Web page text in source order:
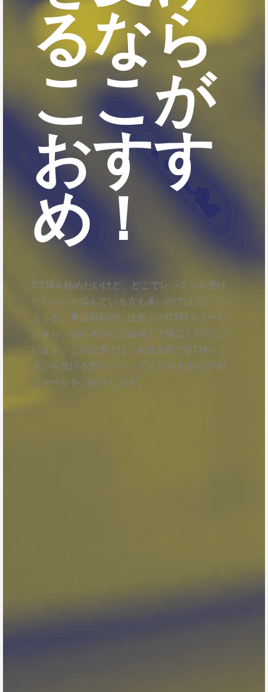
るなら
ここが
おすす
め！
DTMを始めたいけど、どこでレッスンを受け
たらいいか悩んでいる方も多いのではないでし
ょうか。東成田駅内には多くのDTMスクール
があり、初心者から上級者まで幅広く対応して
います。この記事では、東成田駅でDTMレッ
スンを受ける際のポイントとおすすめのDTM
スクールをご紹介します。